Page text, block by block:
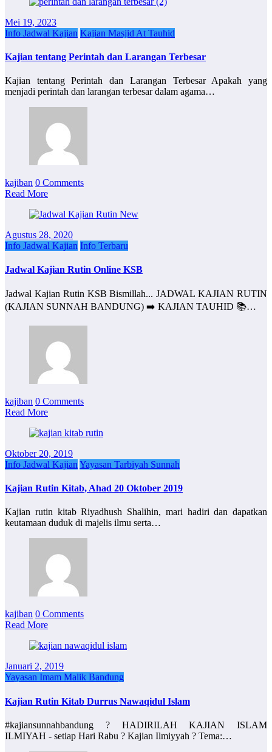
Mei 19, 2023
Info Jadwal Kajian Kajian Masjid At Tauhid
Kajian tentang Perintah dan Larangan Terbesar
Kajian tentang Perintah dan Larangan Terbesar Apakah yang
menjadi perintah dan larangan terbesar dalam agama…
kajiban 0 Comments
Read More
Agustus 28, 2020
Info Jadwal Kajian Info Terbaru
Jadwal Kajian Rutin Online KSB
Jadwal Kajian Rutin KSB Bismillah... JADWAL KAJIAN RUTIN
(KAJIAN SUNNAH BANDUNG) ➡️ KAJIAN TAUHID 📚…
kajiban 0 Comments
Read More
Oktober 20, 2019
Info Jadwal Kajian Yayasan Tarbiyah Sunnah
Kajian Rutin Kitab, Ahad 20 Oktober 2019
Kajian rutin kitab Riyadhush Shalihin, mari hadiri dan dapatkan
keutamaan duduk di majelis ilmu serta…
kajiban 0 Comments
Read More
Januari 2, 2019
Yayasan Imam Malik Bandung
Kajian Rutin Kitab Durrus Nawaqidul Islam
#kajiansunnahbandung ? HADIRILAH KAJIAN ISLAM
ILMIYAH - setiap Hari Rabu ? Kajian Ilmiyyah ? Tema:…